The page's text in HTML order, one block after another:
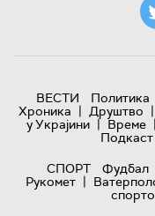
ВЕСТИ Политика
Хроника | Друштво |
у Украјини | Време |
Подкаст
СПОРТ
Фудбал
Рукомет |